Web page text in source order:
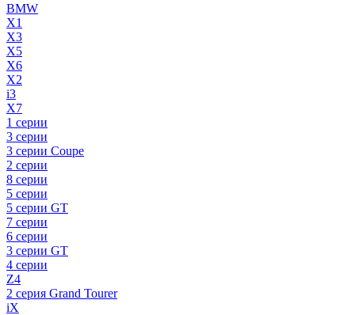
BMW
X1
X3
X5
X6
X2
i3
X7
1 серии
3 серии
3 серии Coupe
2 серии
8 серии
5 серии
5 серии GT
7 серии
6 серии
3 серии GT
4 серии
Z4
2 серия Grand Tourer
iX